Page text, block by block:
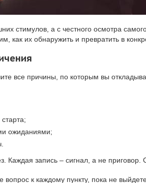
стимулов, а с честного осмотра
как их обнаружить и превратить в
все причины, по которым вы
ожиданиями;
Каждая запись – сигнал, а не
вопрос к каждому пункту, пока не